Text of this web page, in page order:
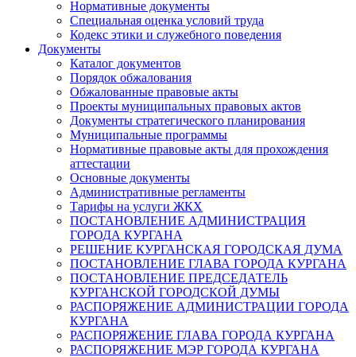
Нормативные документы
Специальная оценка условий труда
Кодекс этики и служебного поведения
Документы
Каталог документов
Порядок обжалования
Обжалованные правовые акты
Проекты муниципальных правовых актов
Документы стратегического планирования
Муниципальные программы
Нормативные правовые акты для прохождения
аттестации
Основные документы
Административные регламенты
Тарифы на услуги ЖКХ
ПОСТАНОВЛЕНИЕ АДМИНИСТРАЦИЯ
ГОРОДА КУРГАНА
РЕШЕНИЕ КУРГАНСКАЯ ГОРОДСКАЯ ДУМА
ПОСТАНОВЛЕНИЕ ГЛАВА ГОРОДА КУРГАНА
ПОСТАНОВЛЕНИЕ ПРЕДСЕДАТЕЛЬ
КУРГАНСКОЙ ГОРОДСКОЙ ДУМЫ
РАСПОРЯЖЕНИЕ АДМИНИСТРАЦИИ ГОРОДА
КУРГАНА
РАСПОРЯЖЕНИЕ ГЛАВА ГОРОДА КУРГАНА
РАСПОРЯЖЕНИЕ МЭР ГОРОДА КУРГАНА